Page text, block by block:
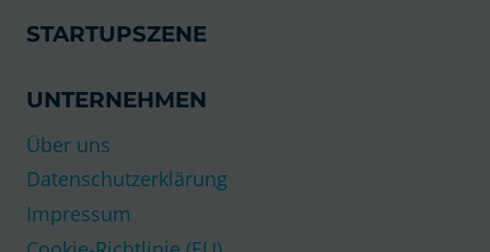
STARTUPSZENE
UNTERNEHMEN
Über uns
Datenschutzerklärung
Impressum